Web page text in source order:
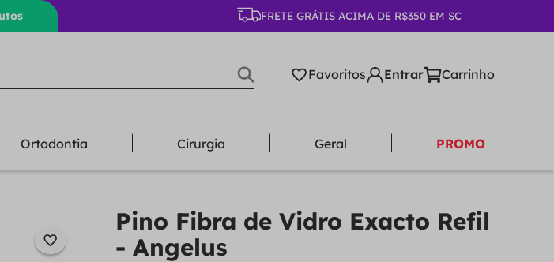
FRETE GRÁTIS ACIMA DE R$350 EM SC
Favoritos
Ortodontia Cirurgia Geral PROMO
Pino Fibra de Vidro Exacto Refil
- Angelus